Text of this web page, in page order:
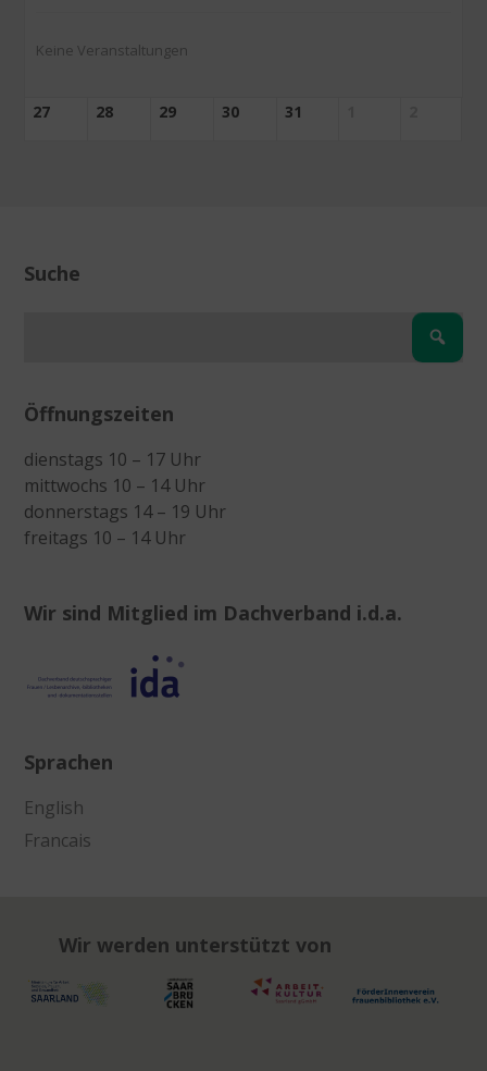
Keine Veranstaltungen
27 28 29 30 31
Suche
Öffnungszeiten
dienstags 10 – 17 Uhr
mittwochs 10 – 14 Uhr
donnerstags 14 – 19 Uhr
freitags 10 – 14 Uhr
Wir sind Mitglied im Dachverband i.d.a.
Sprachen
English
Francais
Wir werden unterstützt von